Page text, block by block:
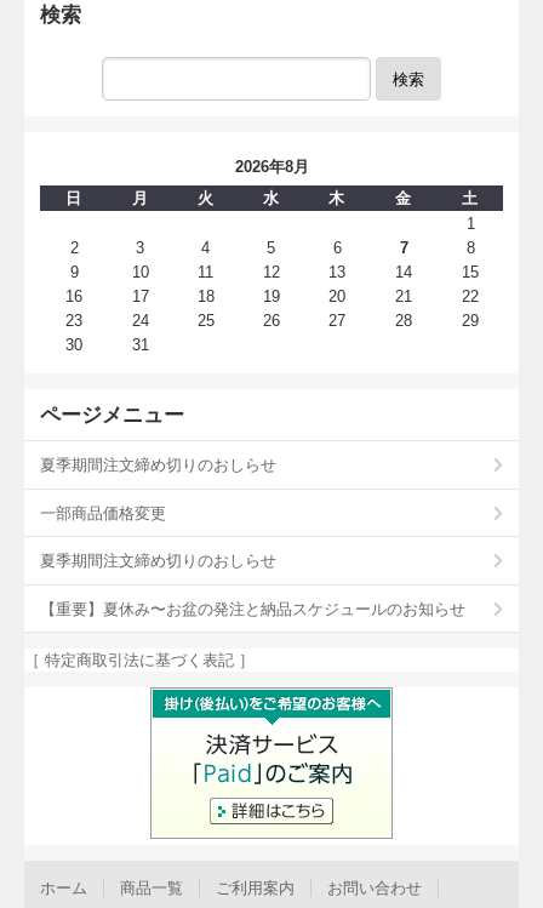
検索
検索
2026年8月
日
月 火 水 木 金
土
1
2
3 4 5 6 7
8
9
10 11 12 13 14
15
16
17 18 19 20 21
22
23
24 25 26 27 28
29
30
31
ページメニュー
夏季期間注文締め切りのおしらせ
一部商品価格変更
夏季期間注文締め切りのおしらせ
【重要】夏休み〜お盆の発注と納品スケジュールのお知らせ
［ 特定商取引法に基づく表記 ］
ホーム 商品一覧 ご利用案内 お問い合わせ